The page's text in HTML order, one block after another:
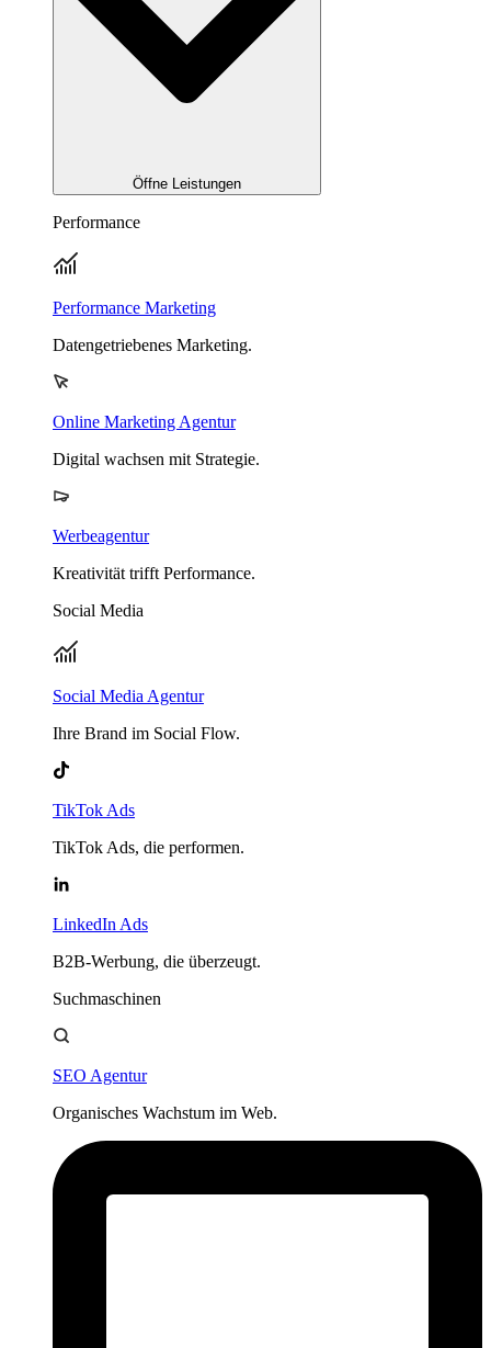
Öffne Leistungen
Performance
Performance Marketing
Datengetriebenes Marketing.
Online Marketing Agentur
Digital wachsen mit Strategie.
Werbeagentur
Kreativität trifft Performance.
Social Media
Social Media Agentur
Ihre Brand im Social Flow.
TikTok Ads
TikTok Ads, die performen.
LinkedIn Ads
B2B-Werbung, die überzeugt.
Suchmaschinen
SEO Agentur
Organisches Wachstum im Web.